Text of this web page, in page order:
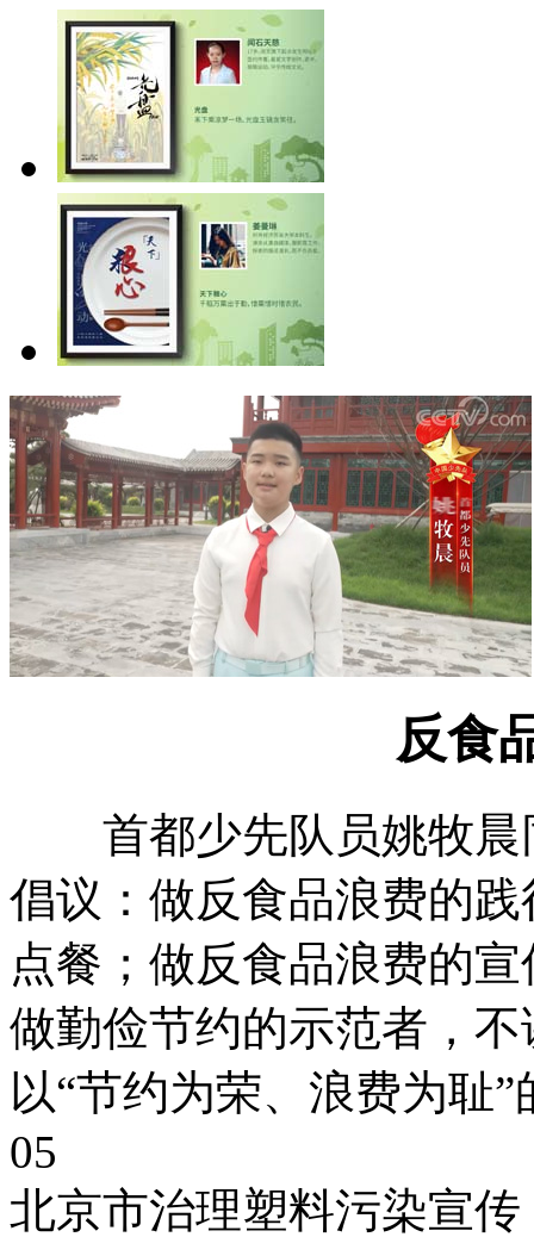
反食
首都少先队员姚牧晨
倡议：做反食品浪费的
点餐；做反食品浪费的
做勤俭节约的示范者，
以“节约为荣、浪费为耻
05
北京市治理塑料污染宣传